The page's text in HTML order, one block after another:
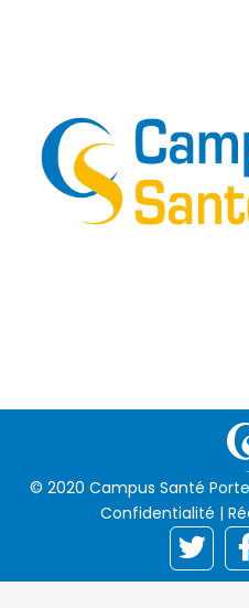
© 2020 Campus Santé
Confidentialité |